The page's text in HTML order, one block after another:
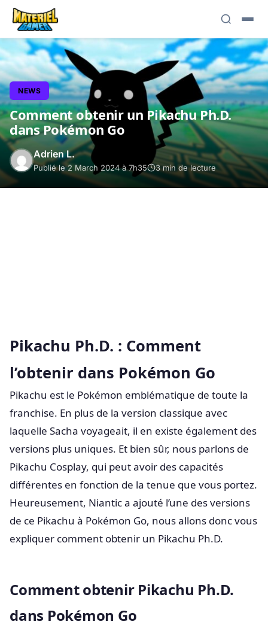
NEWS
Comment obtenir un Pikachu Ph.D.
dans Pokémon Go
Adrien L.
Publié le 2 March 2024 à 7h35 3 min de lecture
Pikachu Ph.D. : Comment
l’obtenir dans Pokémon Go
Pikachu est le Pokémon emblématique de toute la
franchise. En plus de la version classique avec
laquelle Sacha voyageait, il en existe également des
versions plus uniques. Et bien sûr, nous parlons de
Pikachu Cosplay, qui peut avoir des capacités
différentes en fonction de la tenue que vous portez.
Heureusement, Niantic a ajouté l’une des versions
de ce Pikachu à Pokémon Go, nous allons donc vous
expliquer comment obtenir un Pikachu Ph.D.
Comment obtenir Pikachu Ph.D.
dans Pokémon Go